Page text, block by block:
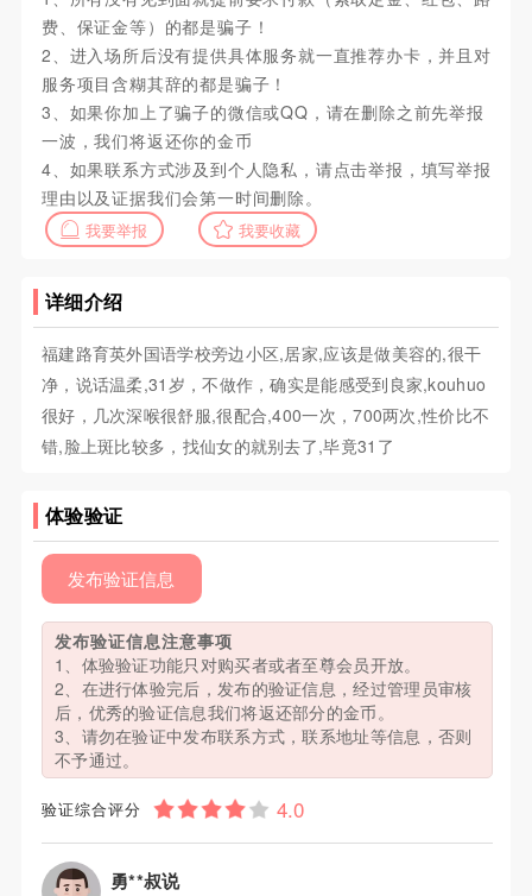
费、保证金等）的都是骗子！
2、进入场所后没有提供具体服务就一直推荐办卡，并且对
服务项目含糊其辞的都是骗子！
3、如果你加上了骗子的微信或QQ，请在删除之前先举报
一波，我们将返还你的金币
4、如果联系方式涉及到个人隐私，请点击举报，填写举报
理由以及证据我们会第一时间删除。
我要举报 我要收藏
详细介绍
福建路育英外国语学校旁边小区,居家,应该是做美容的,很干
净，说话温柔,31岁，不做作，确实是能感受到良家,kouhuo
很好，几次深喉很舒服,很配合,400一次，700两次,性价比不
错,脸上斑比较多，找仙女的就别去了,毕竟31了
体验验证
发布验证信息
发布验证信息注意事项
1、体验验证功能只对购买者或者至尊会员开放。
2、在进行体验完后，发布的验证信息，经过管理员审核
后，优秀的验证信息我们将返还部分的金币。
3、请勿在验证中发布联系方式，联系地址等信息，否则
不予通过。
验证综合评分
勇**叔说